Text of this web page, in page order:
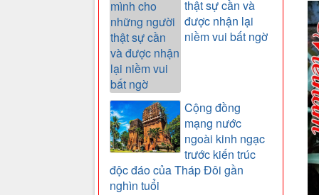
thật sự cần và
được nhận lại
niềm vui bất ngờ
Cộng đồng
mạng nước
ngoài kinh ngạc
trước kiến trúc
độc đáo của Tháp Đôi gần
nghìn tuổi